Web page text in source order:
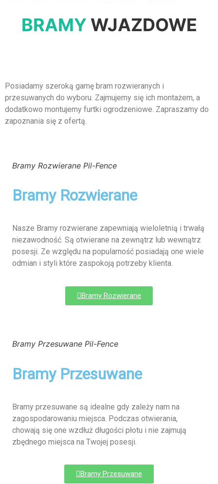
BRAMY WJAZDOWE
Posiadamy szeroką gamę bram rozwieranych i
przesuwanych do wyboru. Zajmujemy się ich montażem, a
dodatkowo montujemy furtki ogrodzeniowe. Zapraszamy do
zapoznania się z ofertą.
Bramy Rozwierane Pil-Fence
Bramy Rozwierane
Nasze Bramy rozwierane zapewniają wieloletnią i trwałą
niezawodność. Są otwierane na zewnątrz lub wewnątrz
posesji. Ze względu na popularność posiadają one wiele
odmian i styli które zaspokoją potrzeby klienta.
Bramy Rozwierane
Bramy Przesuwane Pil-Fence
Bramy Przesuwane
Bramy przesuwane są idealne gdy zależy nam na
zagospodarowaniu miejsca. Podczas otwierania,
chowają się one wzdłuż długości płotu i nie zajmują
zbędnego miejsca na Twojej posesji.
Bramy Przesuwane